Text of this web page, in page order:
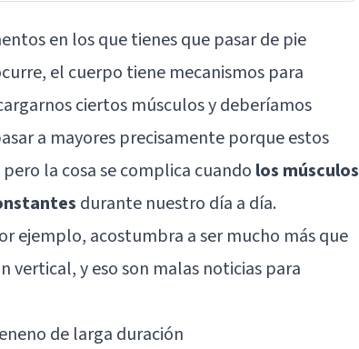
en los que tienes que pasar de pie
el cuerpo tiene mecanismos para
ciertos músculos y deberíamos
a mayores precisamente porque estos
la cosa se complica cuando los músculos
durante nuestro día a día.
ejemplo, acostumbra a ser mucho más que
vertical, y eso son malas noticias para
de larga duración